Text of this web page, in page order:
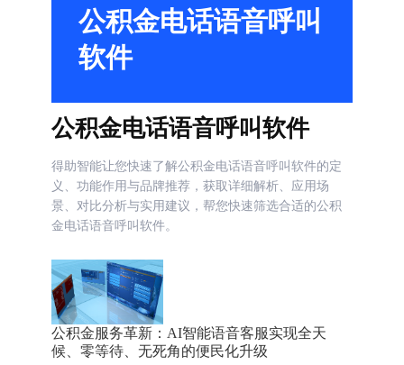
公积金电话语音呼叫
软件
公积金电话语音呼叫软件
得助智能让您快速了解公积金电话语音呼叫软件的定
义、功能作用与品牌推荐，获取详细解析、应用场
景、对比分析与实用建议，帮您快速筛选合适的公积
金电话语音呼叫软件。
公积金服务革新：AI智能语音客服实现全天
候、零等待、无死角的便民化升级